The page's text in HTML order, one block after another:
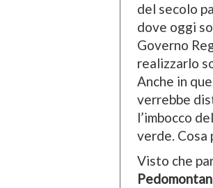
del secolo
dove oggi
Governo
realizzarlo
Anche in
verrebbe
l’imbocco
verde. Cosa
Visto che